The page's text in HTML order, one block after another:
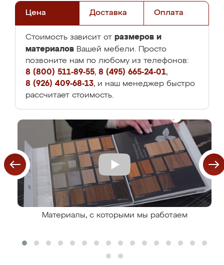
Цена Доставка Оплата
Стоимость зависит от размеров и
материалов Вашей мебели. Просто
позвоните нам по любому из телефонов:
8 (800) 511-89-55, 8 (495) 665-24-01,
8 (926) 409-68-13, и наш менеджер быстро
рассчитает стоимость.
Материалы, с которыми мы работаем